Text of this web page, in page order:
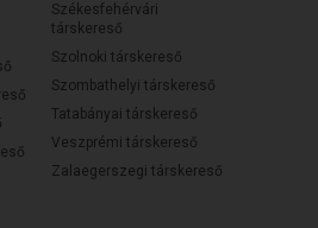
Székesfehérvári
társkereső
Szolnoki társkereső
Szombathelyi társkereső
Tatabányai társkereső
Veszprémi társkereső
Zalaegerszegi társkereső